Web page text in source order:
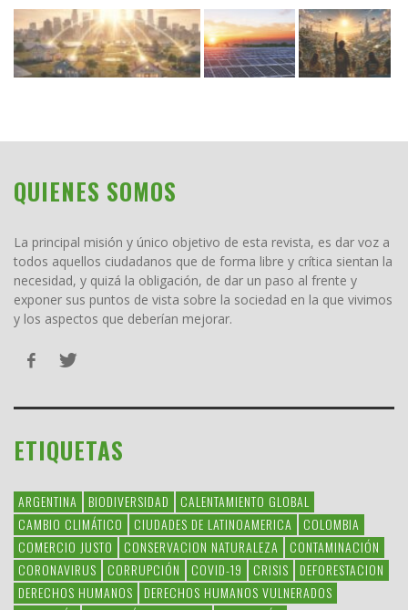
QUIENES SOMOS
La principal misión y único objetivo de esta revista, es dar voz a
todos aquellos ciudadanos que de forma libre y crítica sientan la
necesidad, y quizá la obligación, de dar un paso al frente y
exponer sus puntos de vista sobre la sociedad en la que vivimos
y los aspectos que deberían mejorar.
ETIQUETAS
ARGENTINA BIODIVERSIDAD
CALENTAMIENTO GLOBAL
CAMBIO CLIMÁTICO
CIUDADES DE LATINOAMERICA
COLOMBIA
COMERCIO JUSTO
CONSERVACION NATURALEZA
CONTAMINACIÓN
CORONAVIRUS
CORRUPCIÓN COVID-19 CRISIS
DEFORESTACION
DERECHOS HUMANOS
DERECHOS HUMANOS VULNERADOS